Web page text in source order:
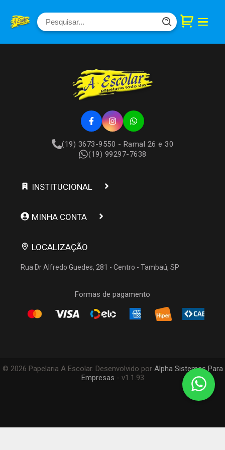
(19) 3673-9550 - Ramal 26 e 30
(19) 99297-7638
INSTITUCIONAL
MINHA CONTA
LOCALIZAÇÃO
Rua Dr Alfredo Guedes, 281 -Centro -Tambaú, SP
Formas de pagamento
© 2026 Papelaria A Escolar. Desenvolvido por Alpha Sistemas Para
Empresas - v1.1.93